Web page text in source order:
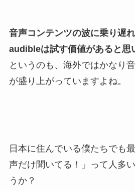
音声コンテンツの波に乗り遅
audibleは試す価値があると思
というのも、海外ではかなり
が盛り上がっていますよね。
日本に住んでいる僕たちでも
声だけ聞いてる！」って人多
うか？